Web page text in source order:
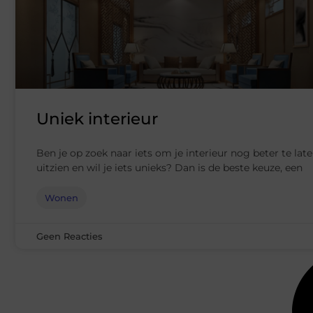
Uniek interieur
Ben je op zoek naar iets om je interieur nog beter te
uitzien en wil je iets unieks? Dan is de beste keuze, een
Wonen
Geen Reacties